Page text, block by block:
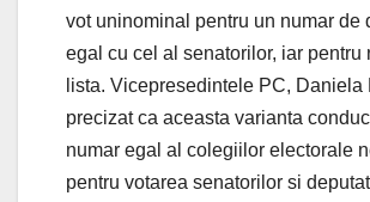
vot uninominal pentru un numar de
egal cu cel al senatorilor, iar pentru
lista. Vicepresedintele PC, Daniela
precizat ca aceasta varianta
numar egal al colegiilor electorale
pentru votarea senatorilor si